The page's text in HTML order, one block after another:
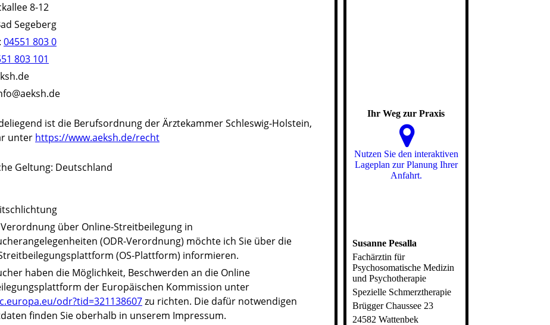
8-12
Segeberg
04551 803 0
803 101
ist die Berufsordnung der Ärztekammer Schleswig-Holstein,
unter https://www.aeksh.de/recht
Geltung: Deutschland
über Online-Streitbeilegung in
(ODR-Verordnung) möchte ich Sie über die
(OS-Plattform) informieren.
haben die Möglichkeit, Beschwerden an die Online
der Europäischen Kommission unter
odr?tid=321138607zu richten. Die dafür notwendigen
finden Sie oberhalb in unserem Impressum.
Ihr Weg zur Praxis
Nutzen Sie den interaktiven
La­ge­plan zur Planung Ihrer
Anfahrt.
Susanne Pesalla
Fachärztin für
Psychosomatische Medizin
und Psychotherapie
Spezielle Schmerztherapie
Brügger Chaussee 23
24582 Wattenbek